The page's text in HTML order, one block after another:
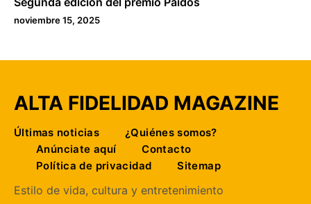
noviembre 15, 2025
ALTA FIDELIDAD MAGAZINE
Últimas noticias
¿Quiénes somos?
Anúnciate aquí
Contacto
Política de privacidad
Sitemap
Estilo de vida, cultura y entretenimiento